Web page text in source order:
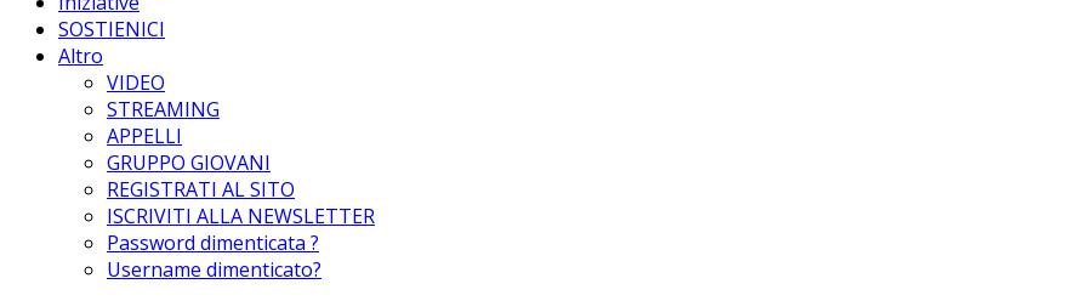
SOSTIENICI
Altro
VIDEO
STREAMING
APPELLI
GRUPPO GIOVANI
REGISTRATI AL SITO
ISCRIVITI ALLA NEWSLETTER
Password dimenticata ?
Username dimenticato?